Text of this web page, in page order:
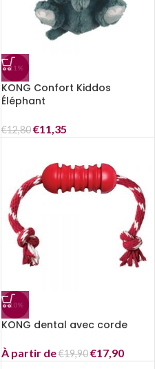
-11%
KONG Confort Kiddos
Éléphant
€12,80 €11,35
-10%
KONG dental avec corde
À partir de€19,90 €17,90